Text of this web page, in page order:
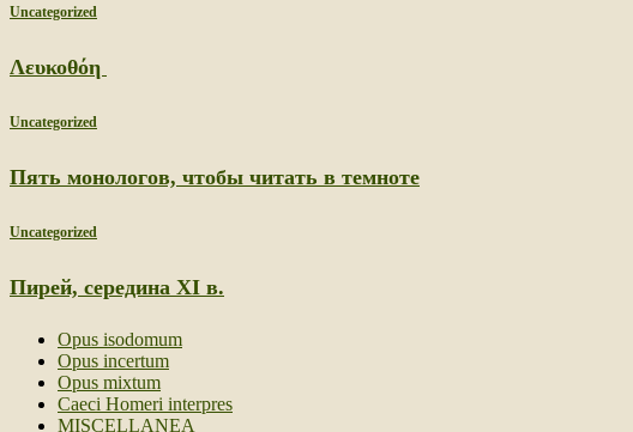
Uncategorized
Λευκοθόη
Uncategorized
Пять монологов, чтобы читать в темноте
Uncategorized
Пирей, середина XI в.
Opus isodomum
Opus incertum
Opus mixtum
Caeci Homeri interpres
MISCELLANEA